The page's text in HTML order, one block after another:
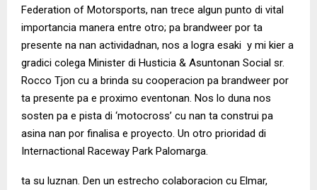
Federation of Motorsports, nan trece algun punto di vital
importancia manera entre otro; pa brandweer por ta
presente na nan actividadnan, nos a logra esaki y mi kier a
gradici colega Minister di Husticia & Asuntonan Social sr.
Rocco Tjon cu a brinda su cooperacion pa brandweer por
ta presente pa e proximo eventonan. Nos lo duna nos
sosten pa e pista di ‘motocross’ cu nan ta construi pa
asina nan por finalisa e proyecto. Un otro prioridad di
Internactional Raceway Park Palomarga.
ta su luznan. Den un estrecho colaboracion cu Elmar,